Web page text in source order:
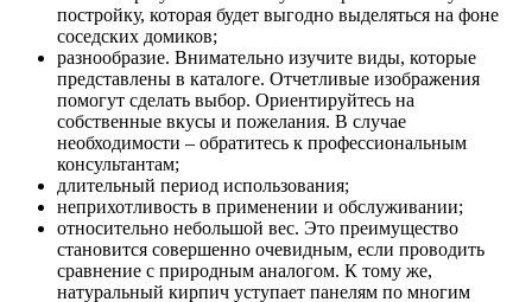
постройку, которая будет выгодно выделяться на фоне
соседских домиков;
разнообразие. Внимательно изучите виды, которые
представлены в каталоге. Отчетливые изображения
помогут сделать выбор. Ориентируйтесь на
собственные вкусы и пожелания. В случае
необходимости – обратитесь к профессиональным
консультантам;
длительный период использования;
неприхотливость в применении и обслуживании;
относительно небольшой вес. Это преимущество
становится совершенно очевидным, если проводить
сравнение с природным аналогом. К тому же,
натуральный кирпич уступает панелям по многим